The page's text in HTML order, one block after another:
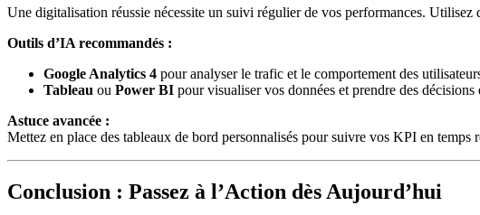
Une digitalisation réussie nécessite un suivi régulier de vos performances.
Outils d’IA recommandés :
Google Analytics 4 pour analyser le trafic et le comportement des
Tableau ou Power BI pour visualiser vos données et prendre des décisions
Astuce avancée :
Mettez en place des tableaux de bord personnalisés pour suivre vos KPI en temps
Conclusion : Passez à l’Action dès Aujourd’hui